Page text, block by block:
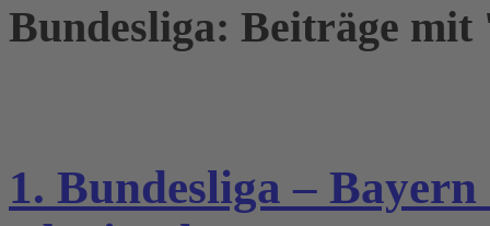
Bundesliga: Beiträge mit
1. Bundesliga –